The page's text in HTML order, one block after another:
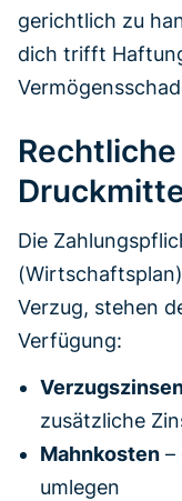
gerichtlich zu
dich trifft
Die
Verzug, stehen
Verfügung:
zusätzliche
Mahnkosten –
umlegen